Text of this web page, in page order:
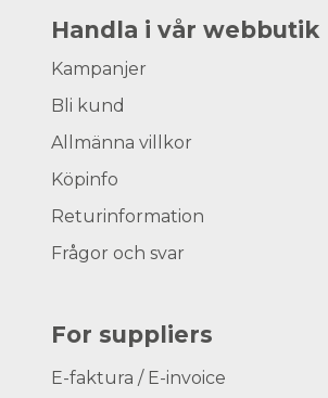
Handla i vår webbutik
Kampanjer
Bli kund
Allmänna villkor
Köpinfo
Returinformation
Frågor och svar
For suppliers
E-faktura / E-invoice